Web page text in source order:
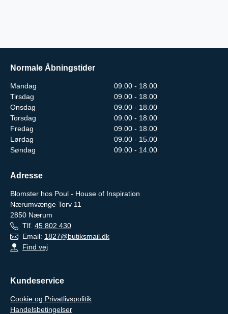
Normale Åbningstider
Mandag
09.00 - 18.00
Tirsdag
09.00 - 18.00
Onsdag
09.00 - 18.00
Torsdag
09.00 - 18.00
Fredag
09.00 - 18.00
Lørdag
09.00 - 15.00
Søndag
09.00 - 14.00
Adresse
Blomster hos Poul - House of Inspiration
Nærumvænge Torv 11
2850 Nærum
Tlf. 45 802 430
Email: 1827@butiksmail.dk
Find vej
Kundeservice
Cookie og Privatlivspolitik
Handelsbetingelser